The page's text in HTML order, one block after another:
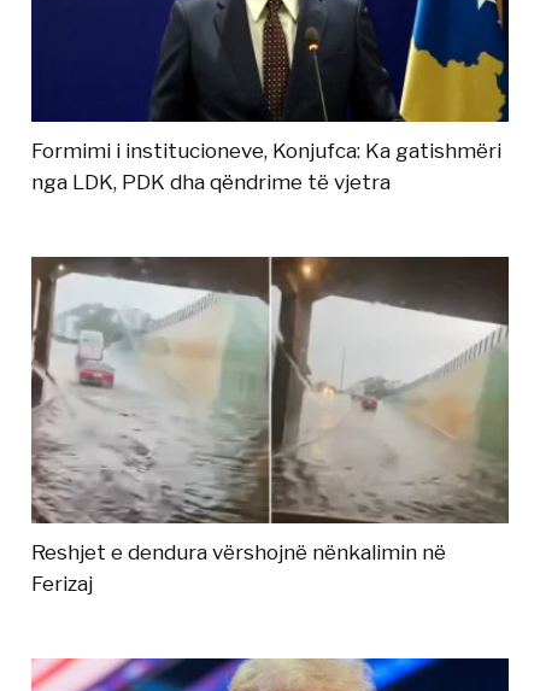
Formimi i institucioneve, Konjufca: Ka gatishmëri
nga LDK, PDK dha qëndrime të vjetra
Reshjet e dendura vërshojnë nënkalimin në
Ferizaj